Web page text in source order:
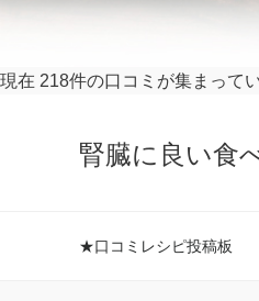
現在 218件の口コミが集まって
腎臓に良い食
★口コミレシピ投稿板